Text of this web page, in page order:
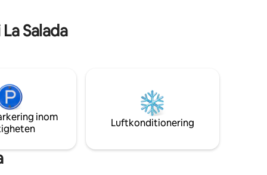
Salada
inom
Luftkonditionering